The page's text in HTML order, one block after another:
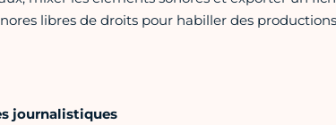
libres de droits pour habiller des
journalistiques